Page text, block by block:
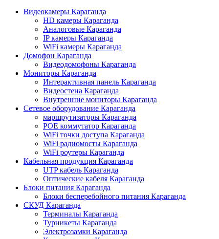
Видеокамеры Караганда
HD камеры Караганда
Аналоговые Караганда
IP камеры Караганда
WiFi камеры Караганда
Домофон Караганда
Видеодомофоны Караганда
Мониторы Караганда
Интерактивная панель Караганда
Видеостена Караганда
Внутренние мониторы Караганда
Сетевое оборудование Караганда
маршрутизаторы Караганда
POE коммутатор Караганда
WiFi точки доступа Караганда
WiFi радиомосты Караганда
WiFi роутеры Караганда
Кабельная продукция Караганда
UTP кабель Караганда
Оптические кабеля Караганда
Блоки питания Караганда
Блоки бесперебойного питания Караганда
СКУД Караганда
Терминалы Караганда
Турникеты Караганда
Электрозамки Караганда